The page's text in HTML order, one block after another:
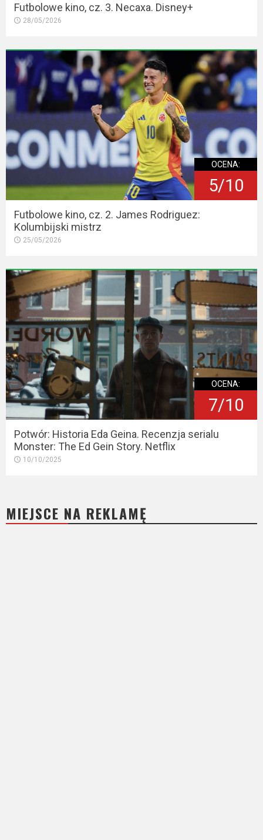
Futbolowe kino, cz. 3. Necaxa. Disney+
28/05/2026
OCENA:
5/10
Futbolowe kino, cz. 2. James Rodriguez:
Kolumbijski mistrz
25/05/2026
OCENA:
7/10
Potwór: Historia Eda Geina. Recenzja serialu
Monster: The Ed Gein Story. Netflix
10/10/2025
MIEJSCE NA REKLAMĘ